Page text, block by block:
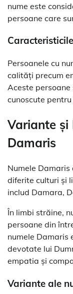
nume este
persoane care
Persoanele cu
calități precum
Aceste
cunoscute
Variante și
Damaris
Numele
diferite culturi și
includ Damara,
În limbi străine,
persoane din
numele Damaris
devotate lui
empatia și
Variante ale